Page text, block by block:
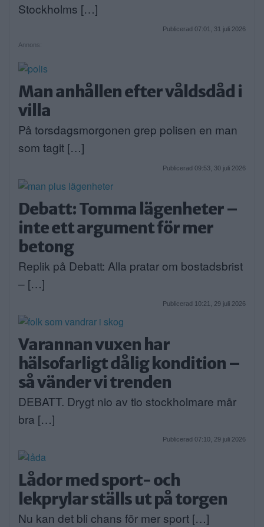
Stockholms […]
Publicerad 07:01, 31 juli 2026
Annons:
Man anhållen efter våldsdåd i
villa
På torsdagsmorgonen grep polisen en man
som tagit […]
Publicerad 09:53, 30 juli 2026
Debatt: Tomma lägenheter –
inte ett argument för mer
betong
Replik på Debatt: Alla pratar om bostadsbrist
– […]
Publicerad 10:21, 29 juli 2026
Varannan vuxen har
hälsofarligt dålig kondition –
så vänder vi trenden
DEBATT. Drygt nio av tio stockholmare mår
bra […]
Publicerad 07:10, 29 juli 2026
Lådor med sport- och
lekprylar ställs ut på torgen
Nu kan det bli chans för mer sport […]